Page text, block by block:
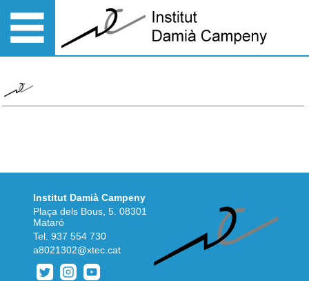
Institut Damià Campeny
Plaça dels Bous, 5. 08301
Mataró
Tel. 937 554 730
a8021302@xtec.cat